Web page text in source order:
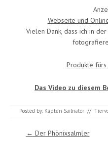
Webseite und
Vielen Dank, dass ich in
Produkte
Das Video zu diesem
Posted by: Käpten Sailnator //
Post navigation
← Der Phönixsalmler